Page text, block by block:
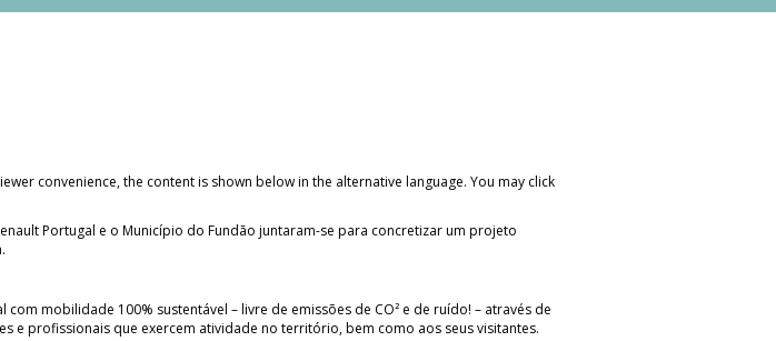
convenience, the content is shown below in the alternative language. You may click
Portugal e o Município do Fundão juntaram-se para concretizar um projeto
mobilidade 100% sustentável – livre de emissões de CO² e de ruído! – através de
e profissionais que exercem atividade no território, bem como aos seus visitantes.